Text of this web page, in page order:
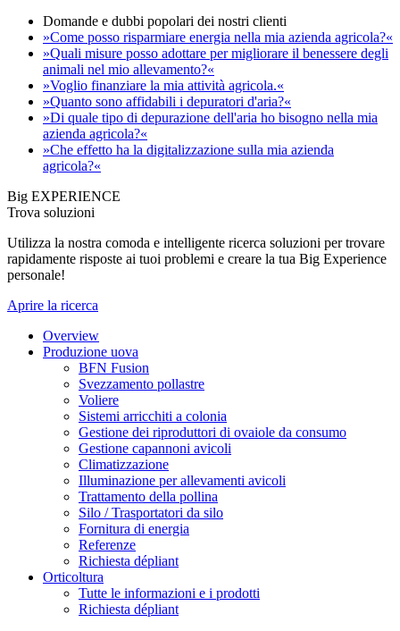
Domande e dubbi popolari dei nostri clienti
»Come posso risparmiare energia nella mia azienda agricola?«
»Quali misure posso adottare per migliorare il benessere degli
animali nel mio allevamento?«
»Voglio finanziare la mia attività agricola.«
»Quanto sono affidabili i depuratori d'aria?«
»Di quale tipo di depurazione dell'aria ho bisogno nella mia
azienda agricola?«
»Che effetto ha la digitalizzazione sulla mia azienda
agricola?«
Big EXPERIENCE
Trova soluzioni
Utilizza la nostra comoda e intelligente ricerca soluzioni per trovare
rapidamente risposte ai tuoi problemi e creare la tua Big Experience
personale!
Aprire la ricerca
Overview
Produzione uova
BFN Fusion
Svezzamento pollastre
Voliere
Sistemi arricchiti a colonia
Gestione dei riproduttori di ovaiole da consumo
Gestione capannoni avicoli
Climatizzazione
Illuminazione per allevamenti avicoli
Trattamento della pollina
Silo / Trasportatori da silo
Fornitura di energia
Referenze
Richiesta dépliant
Orticoltura
Tutte le informazioni e i prodotti
Richiesta dépliant